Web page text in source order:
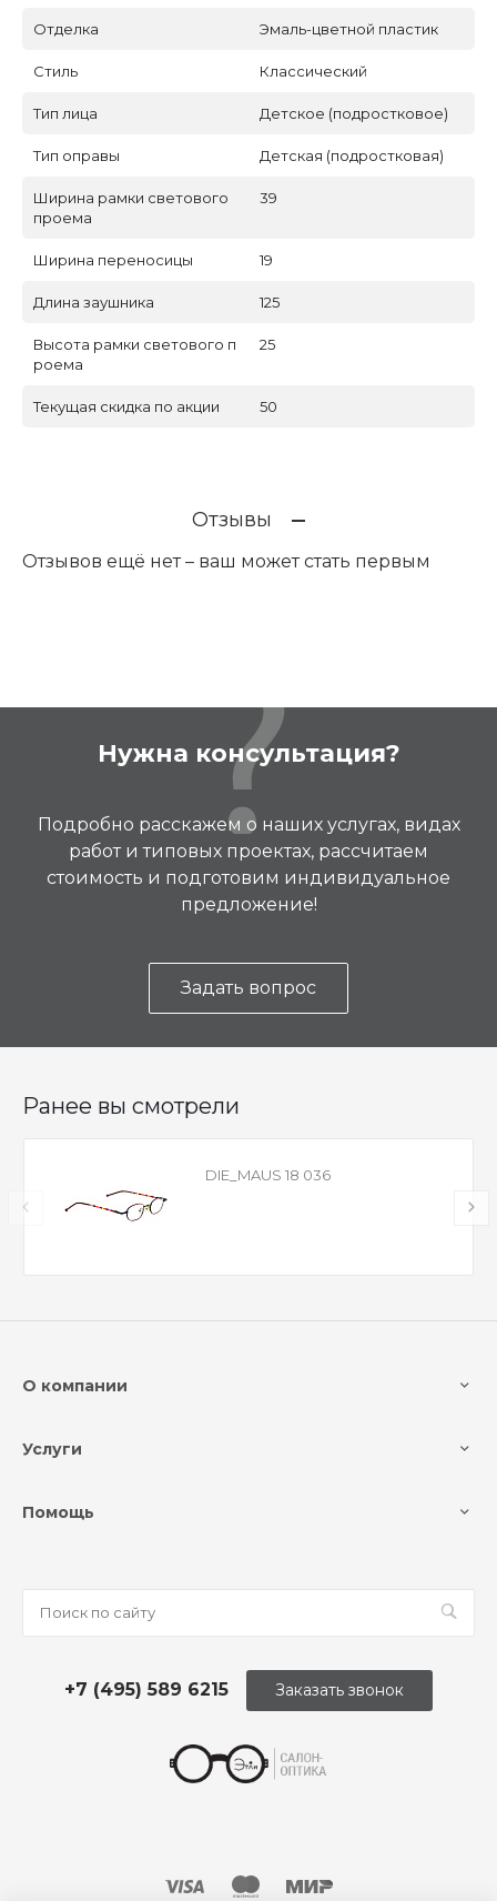
Отделка Эмаль-цветной пластик
Стиль Классический
Тип лица Детское (подростковое)
Тип оправы Детская (подростковая)
Ширина рамки светового
проема
39
Ширина переносицы 19
Длина заушника 125
Высота рамки светового п
роема
25
Текущая скидка по акции 50
Отзывы
Отзывов ещё нет – ваш может стать первым
Нужна консультация?
Подробно расскажем о наших услугах, видах
работ и типовых проектах, рассчитаем
стоимость и подготовим индивидуальное
предложение!
Задать вопрос
Ранее вы смотрели
DIE_MAUS 18 036
О компании
Услуги
Помощь
+7 (495) 589 6215 Заказать звонок